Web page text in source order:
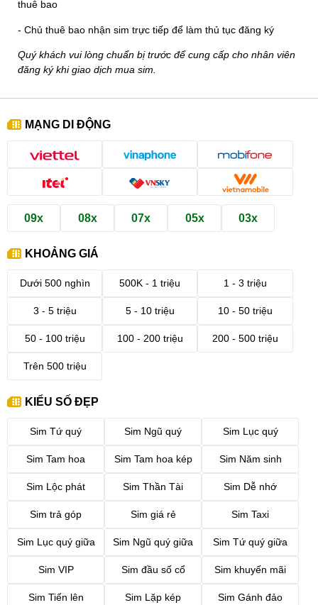
thuê bao
- Chủ thuê bao nhận sim trực tiếp để làm thủ tục đăng ký
Quý khách vui lòng chuẩn bị trước để cung cấp cho nhân viên
đăng ký khi giao dịch mua sim.
MẠNG DI ĐỘNG
09x 08x 07x 05x 03x
KHOẢNG GIÁ
Dưới 500 nghìn 500K - 1 triệu 1 - 3 triệu
3 - 5 triệu 5 - 10 triệu 10 - 50 triệu
50 - 100 triệu 100 - 200 triệu 200 - 500 triệu
Trên 500 triệu
KIỂU SỐ ĐẸP
Sim Tứ quý Sim Ngũ quý Sim Lục quý
Sim Tam hoa Sim Tam hoa kép Sim Năm sinh
Sim Lộc phát Sim Thần Tài Sim Dễ nhớ
Sim trả góp Sim giá rẻ Sim Taxi
Sim Lục quý giữa Sim Ngũ quý giữa Sim Tứ quý giữa
Sim VIP Sim đầu số cổ Sim khuyến mãi
Sim Tiến lên Sim Lặp kép Sim Gánh đảo